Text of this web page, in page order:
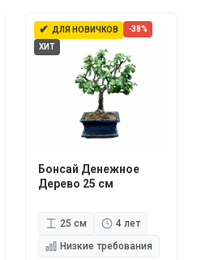
✔ ДЛЯ НОВИЧКОВ
-38%
ХИТ
Бонсай Денежное
Дерево 25 см
25 см
4 лет
Низкие требования